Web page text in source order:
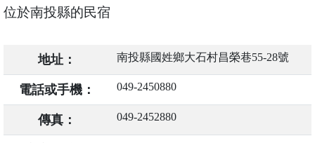
位於南投縣的民宿
地址： 南投縣國姓鄉大石村昌榮巷55-28號
電話或手機： 049-2450880
傳真： 049-2452880